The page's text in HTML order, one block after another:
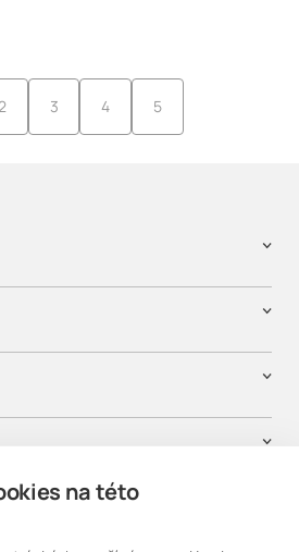
na této
3 4 5